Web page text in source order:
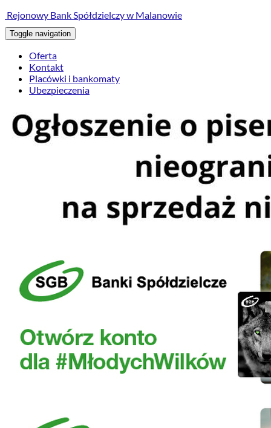
Rejonowy Bank Spółdzielczy w Malanowie
Toggle navigation
Oferta
Kontakt
Placówki i bankomaty
Ubezpieczenia